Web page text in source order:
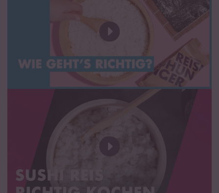
Durchmesser: 39cm / Höhe: 9,5cm
Füllmenge: ca. 700 g bis ca. 1,5 kg gekochter Reis
48 cm Hangiri
Material: hochwertiges Kiefernholz
Füllmenge: ca.1,5 kg g bis ca. 3 kg gekochter Reis
60 cm Hangiri
Material: hochwertiges Kiefernholz
Füllmenge: ca. 4,5 kg bis ca. 6,5 kg gekochter Reis